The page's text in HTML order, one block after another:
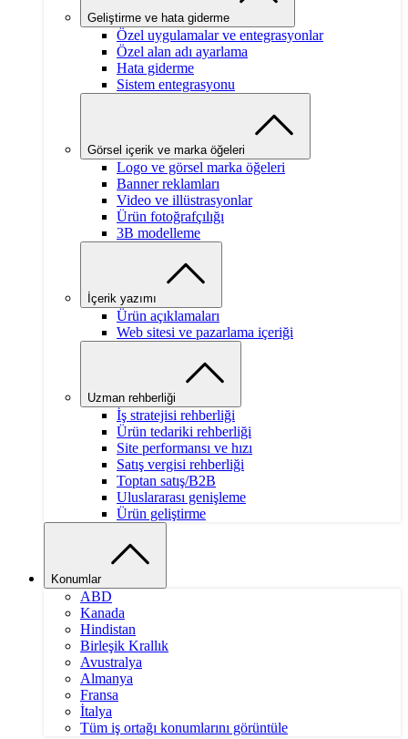
Geliştirme ve hata giderme
Özel uygulamalar ve entegrasyonlar
Özel alan adı ayarlama
Hata giderme
Sistem entegrasyonu
Görsel içerik ve marka öğeleri
Logo ve görsel marka öğeleri
Banner reklamları
Video ve illüstrasyonlar
Ürün fotoğrafçılığı
3B modelleme
İçerik yazımı
Ürün açıklamaları
Web sitesi ve pazarlama içeriği
Uzman rehberliği
İş stratejisi rehberliği
Ürün tedariki rehberliği
Site performansı ve hızı
Satış vergisi rehberliği
Toptan satış/B2B
Uluslararası genişleme
Ürün geliştirme
Konumlar
ABD
Kanada
Hindistan
Birleşik Krallık
Avustralya
Almanya
Fransa
İtalya
Tüm iş ortağı konumlarını görüntüle